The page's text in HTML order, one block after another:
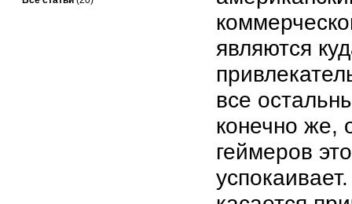
являются
все
конечно же,
геймеров